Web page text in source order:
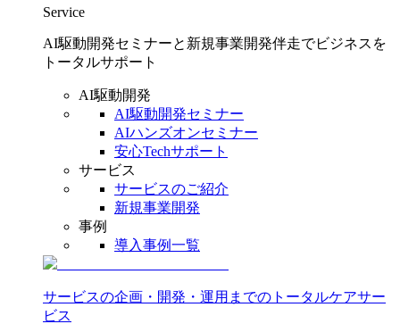
Service
AI駆動開発セミナーと新規事業開発伴走でビジネスを
トータルサポート
AI駆動開発
AI駆動開発セミナー
AIハンズオンセミナー
安心Techサポート
サービス
サービスのご紹介
新規事業開発
事例
導入事例一覧
サービスの企画・開発・運用までのトータルケアサー
ビス